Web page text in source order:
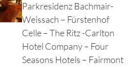
Parkresidenz Bachmair-
Weissach – Fürstenhof
Celle – The Ritz -Carlton
Hotel Company – Four
Seasons Hotels – Fairmont